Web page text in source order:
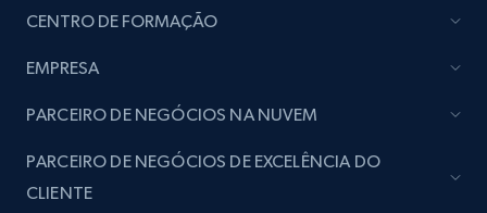
keyword
price, Currency, Stock, and more.
CENTRO DE FORMAÇÃO
EMPRESA
PARCEIRO DE NEGÓCIOS NA NUVEM
PARCEIRO DE NEGÓCIOS DE EXCELÊNCIA DO
CLIENTE